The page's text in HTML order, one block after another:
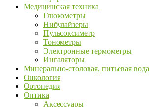
Медицинская техника
Глюкометры
Нибулайзеры
Пульсоксиметр
Тонометры
Электронные термометры
Ингаляторы
Минерально-столовая, питьевая вода
Онкология
Ортопедия
Оптика
Аксессуары